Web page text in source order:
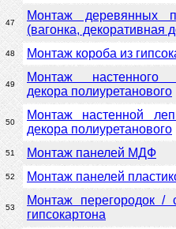
47
Монтаж деревянных
(вагонка, декоративная
48 Монтаж короба из
49
Монтаж настенного
декора полиуретанового
50
Монтаж настенной
декора полиуретанового
51 Монтаж панелей МДФ
52 Монтаж панелей
53
Монтаж перегородок /
гипсокартона